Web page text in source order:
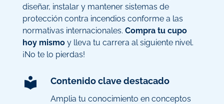
diseñar, instalar y mantener sistemas de
protección contra incendios conforme a las
normativas internacionales. Compra tu cupo
hoy mismoy lleva tu carrera al siguiente nivel.
¡No te lo pierdas!
Contenido clave destacado
Amplia tu conocimiento en conceptos